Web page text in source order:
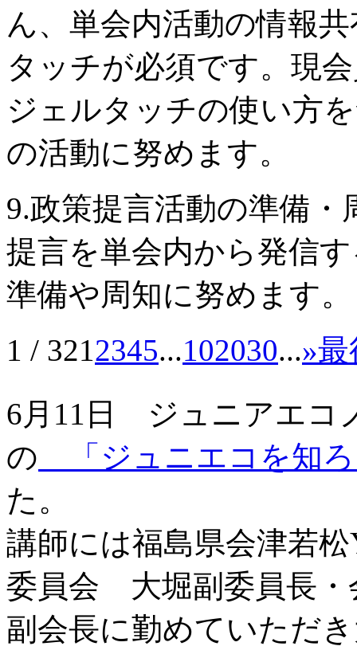
ん、単会内活動の情報
タッチが必須です。現
ジェルタッチの使い方
の活動に努めます。
9.政策提言活動の準備・
提言を単会内から発信
準備や周知に努めます。
1 / 3212345...102030...»最
6月11日 ジュニアエコ
の 「ジュニエコを知
た。
講師には福島県会津若
委員会 大堀副委員長・
副会長に勤めていただ